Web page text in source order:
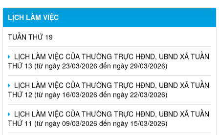
LỊCH LÀM VIỆC
LỊCH LÀM VIỆC CỦA THƯỜNG TRỰC HĐND, UBND PHƯỜNG
TUẦN THỨ 19
LỊCH LÀM VIỆC CỦA THƯỜNG TRỰC HĐND, UBND XÃ TUẦN
THỨ 13 (từ ngày 23/03/2026 đến ngày 29/03/2026)
LỊCH LÀM VIỆC CỦA THƯỜNG TRỰC HĐND, UBND XÃ TUẦN
THỨ 12 (từ ngày 16/03/2026 đến ngày 22/03/2026)
LỊCH LÀM VIỆC CỦA THƯỜNG TRỰC HĐND, UBND XÃ TUẦN
THỨ 11 (từ ngày 09/03/2026 đến ngày 15/03/2026)